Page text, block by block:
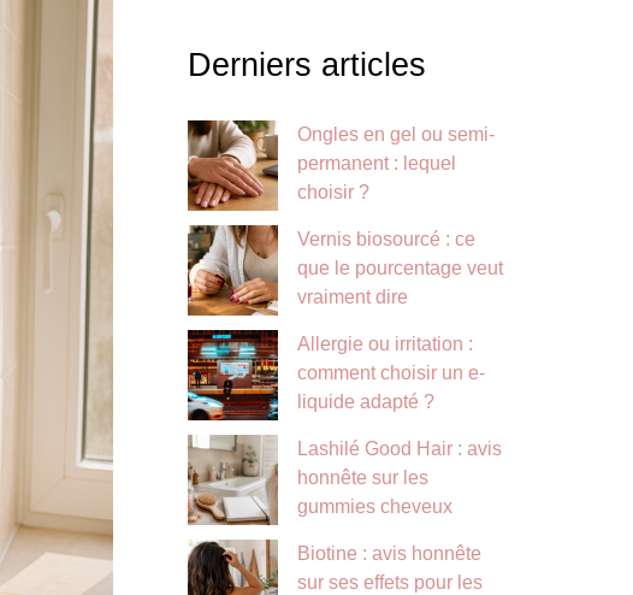
Derniers articles
Ongles en gel ou semi-
permanent : lequel
choisir ?
Vernis biosourcé : ce
que le pourcentage veut
vraiment dire
Allergie ou irritation :
comment choisir un e-
liquide adapté ?
Lashilé Good Hair : avis
honnête sur les
gummies cheveux
Biotine : avis honnête
sur ses effets pour les